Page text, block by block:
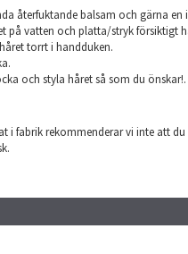
återfuktande balsam och gärna en
på vatten och platta/stryk försiktigt
torrt i handduken.
och styla håret så som du önskar!.
i fabrik rekommenderar vi inte att du